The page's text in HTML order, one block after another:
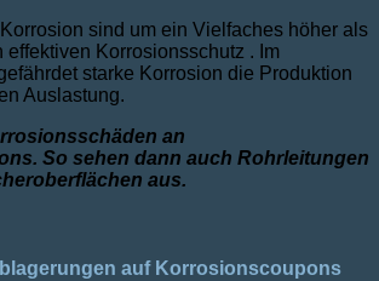
sind um ein Vielfaches höher als
effektiven Korrosionsschutz . Im
starke Korrosion die Produktion
Auslastung.
an
So sehen dann auch Rohrleitungen
aus.
auf Korrosionscoupons